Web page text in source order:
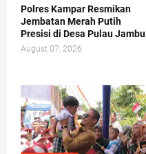
Polres Kampar Resmikan
Jembatan Merah Putih
Presisi di Desa Pulau Jambu
August 07, 2026